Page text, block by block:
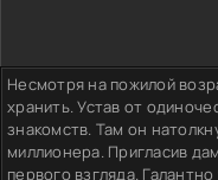
Несмотря на пожилой
хранить. Устав от
знакомств. Там он
миллионера. Пригласив
первого взгляда.